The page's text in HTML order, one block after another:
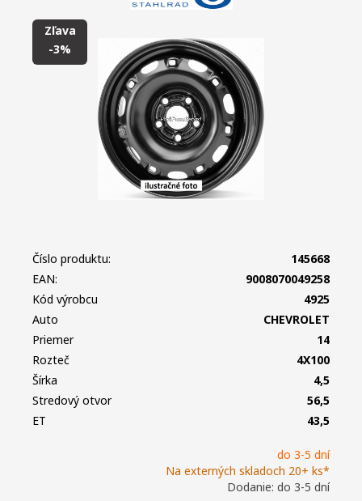
Zľava
-3%
do 3-5 dní
Na externých skladoch 20+ ks*
Dodanie: do 3-5 dní
Číslo produktu:
145668
EAN:
9008070049258
Kód výrobcu
4925
Auto
CHEVROLET
Priemer
14
Rozteč
4X100
Šírka
4,5
Stredový otvor
56,5
ET
43,5